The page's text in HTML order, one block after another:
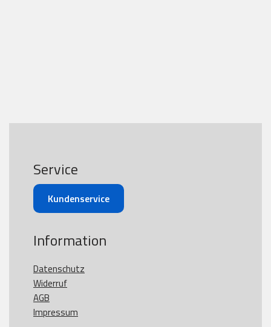
Service
Kundenservice
Information
Datenschutz
Widerruf
AGB
Impressum